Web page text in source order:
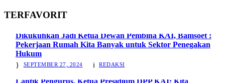
TERFAVORIT
Dikukuhkan Jadi Ketua Dewan Pembina KAI, Bamsoet :
Pekerjaan Rumah Kita Banyak untuk Sektor Penegakan
Hukum
SEPTEMBER 27, 2024 REDAKSI
Lantik Pengurus, Ketua Presidium DPP KAI: Kita